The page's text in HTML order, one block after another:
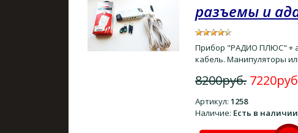
разъемы и
Прибор "РАДИО ПЛЮС" +
кабель. Манипуляторы
8200руб.
Артикул: 1258
Наличие: Есть в наличии